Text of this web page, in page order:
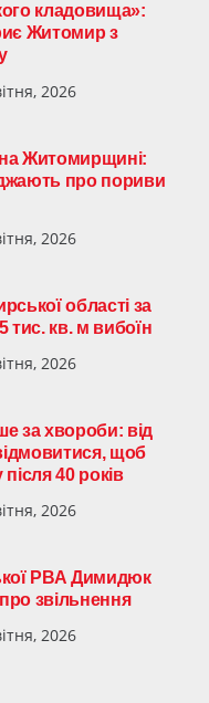
кладовища»:
Житомир з
2026
на Житомирщині:
про пориви
2026
області за
тис. кв. м вибоїн
2026
за хвороби: від
щоб
40 років
2026
РВА Димидюк
звільнення
2026